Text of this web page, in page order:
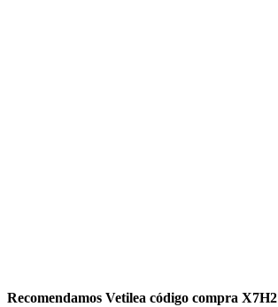
Recomendamos Vetilea código compra X7H2